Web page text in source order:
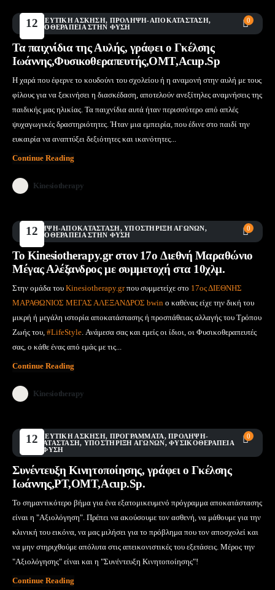
12 0
ΘΕΡΑΠΕΥΤΙΚΉ ΆΣΚΗΣΗ, ΠΡΌΛΗΨΗ-ΑΠΟΚΑΤΆΣΤΑΣΗ,
ΦΥΣΙΚΟΘΕΡΑΠΕΊΑ ΣΤΗΝ ΦΎΣΗ
Τα παιχνίδια της Αυλής, γράφει ο Γκέλσης
Ιωάννης,Φυσικοθεραπευτής,ΟΜΤ,Acup.Sp
Η χαρά που έφερνε το κουδούνι του σχολείου ή η αναμονή στην αυλή με τους
φίλους για να ξεκινήσει η διασκέδαση, αποτελούν ανεξίτηλες αναμνήσεις της
παιδικής μας ηλικίας. Τα παιχνίδια αυτά ήταν περισσότερο από απλές
ψυχαγωγικές δραστηριότητες. Ήταν μια εμπειρία, που έδινε στο παιδί την
ευκαιρία να αναπτύξει δεξιότητες και ικανότητες...
Continue Reading
Kinesiotherapy
12 0
ΠΡΌΛΗΨΗ-ΑΠΟΚΑΤΆΣΤΑΣΗ,ΥΠΟΣΤΉΡΙΞΗ ΑΓΏΝΩΝ,
ΦΥΣΙΚΟΘΕΡΑΠΕΊΑ ΣΤΗΝ ΦΎΣΗ
Το Kinesiotherapy.gr στον 17o Διεθνή Μαραθώνιο
Μέγας Αλέξανδρος με συμμετοχή στα 10χλμ.
Στην ομάδα του Kinesiotherapy.grπου συμμετείχε στο 17ος ΔΙΕΘΝΗΣ
ΜΑΡΑΘΩΝΙΟΣ ΜΕΓΑΣ ΑΛΕΞΑΝΔΡΟΣ bwin ο καθένας είχε την δική του
μικρή ή μεγάλη ιστορία αποκατάστασης ή προσπάθειας αλλαγής του Τρόπου
Ζωής του, #LifeStyle . Ανάμεσα σας και εμείς οι ίδιοι, οι Φυσικοθεραπευτές
σας, ο κάθε ένας από εμάς με τις...
Continue Reading
Kinesiotherapy
12 0
ΘΕΡΑΠΕΥΤΙΚΉ ΆΣΚΗΣΗ, ΠΡΟΓΡΆΜΜΑΤΑ,ΠΡΌΛΗΨΗ-
ΑΠΟΚΑΤΆΣΤΑΣΗ, ΥΠΟΣΤΉΡΙΞΗ ΑΓΏΝΩΝ,ΦΥΣΙΚΟΘΕΡΑΠΕΊΑ
ΣΤΗΝ ΦΎΣΗ
Συνέντευξη Κινητοποίησης, γράφει ο Γκέλσης
Ιωάννης,PT,OMT,Acup.Sp.
Το σημαντικότερο βήμα για ένα εξατομικευμενό πρόγραμμα αποκατάστασης
είναι η "Αξιολόγηση". Πρέπει να ακούσουμε τον ασθενή, να μάθουμε για την
κλινική του εικόνα, να μας μιλήσει για το πρόβλημα που τον αποσχολεί και
να μην στηριχθούμε απόλυτα στις απεικονιστικές του εξετάσεις. Μέρος την
"Αξιολόγησης" είναι και η "Συνέντευξη Κινητοποίησης"!
Continue Reading